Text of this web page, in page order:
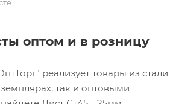
оптом и в розницу
реализует товары из стали
так и оптовыми